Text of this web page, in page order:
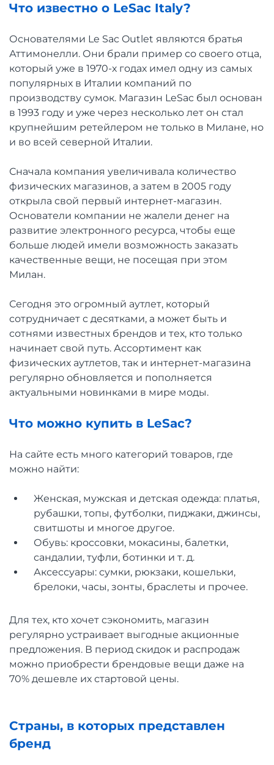
Что известно о LeSac Italy?
Основателями Le Sac Outlet являются братья
Аттимонелли. Они брали пример со своего отца,
который уже в 1970-х годах имел одну из самых
популярных в Италии компаний по
производству сумок. Магазин LeSac был основан
в 1993 году и уже через несколько лет он стал
крупнейшим ретейлером не только в Милане, но
и во всей северной Италии.
Сначала компания увеличивала количество
физических магазинов, а затем в 2005 году
открыла свой первый интернет-магазин.
Основатели компании не жалели денег на
развитие электронного ресурса, чтобы еще
больше людей имели возможность заказать
качественные вещи, не посещая при этом
Милан.
Сегодня это огромный аутлет, который
сотрудничает с десятками, а может быть и
сотнями известных брендов и тех, кто только
начинает свой путь. Ассортимент как
физических аутлетов, так и интернет-магазина
регулярно обновляется и пополняется
актуальными новинками в мире моды.
Что можно купить в LeSac?
На сайте есть много категорий товаров, где
можно найти:
Женская, мужская и детская одежда: платья,
рубашки, топы, футболки, пиджаки, джинсы,
свитшоты и многое другое.
Обувь: кроссовки, мокасины, балетки,
сандалии, туфли, ботинки и т. д.
Аксессуары: сумки, рюкзаки, кошельки,
брелоки, часы, зонты, браслеты и прочее.
Для тех, кто хочет сэкономить, магазин
регулярно устраивает выгодные акционные
предложения. В период скидок и распродаж
можно приобрести брендовые вещи даже на
70% дешевле их стартовой цены.
Страны, в которых представлен
бренд